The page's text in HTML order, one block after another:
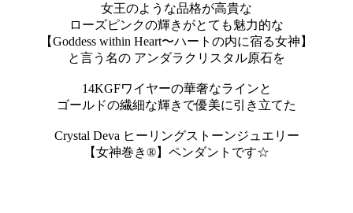
女王のような品格が高貴な
ローズピンクの輝きがとても魅力的な
【Goddess within Heart〜ハートの内に宿る女神】
と言う名の アンダラクリスタル原石を
14KGFワイヤーの華奢なラインと
ゴールドの繊細な輝きで優美に引き立てた
Crystal Deva ヒーリングストーンジュエリー
【女神巻き®】ペンダントです☆